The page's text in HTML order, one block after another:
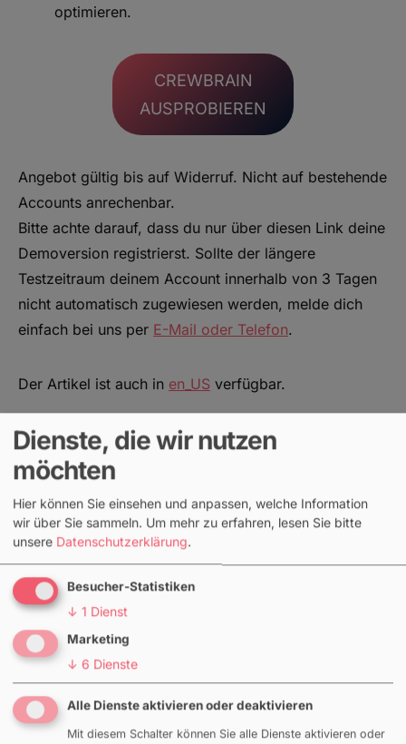
optimieren.
CREWBRAIN
AUSPROBIEREN
Angebot gültig bis auf Widerruf. Nicht auf bestehende
Accounts anrechenbar.
Bitte achte darauf, dass du nur über diesen Link deine
Demoversion registrierst. Sollte der längere
Testzeitraum deinem Account innerhalb von 3 Tagen
nicht automatisch zugewiesen werden, melde dich
einfach bei uns per E-Mail oder Telefon.
Der Artikel ist auch in en_US verfügbar.
DIESE POSTS KÖNNTEN DIR GEFALLEN
Dienste, die wir nutzen
möchten
Hier können Sie einsehen und anpassen, welche Information
wir über Sie sammeln. Um mehr zu erfahren, lesen Sie bitte
unsere Datenschutzerklärung.
Besucher-Statistiken
↓ 1 Dienst
Marketing
↓ 6 Dienste
Alle Dienste aktivieren oder deaktivieren
Mit diesem Schalter können Sie alle Dienste aktivieren oder